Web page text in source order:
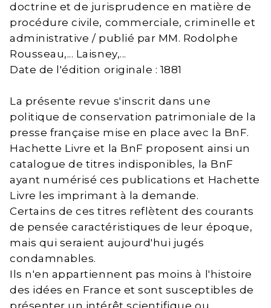
doctrine et de jurisprudence en matière de
procédure civile, commerciale, criminelle et
administrative / publié par MM. Rodolphe
Rousseau,... Laisney,...
Date de l'édition originale : 1881
La présente revue s'inscrit dans une
politique de conservation patrimoniale de la
presse française mise en place avec la BnF.
Hachette Livre et la BnF proposent ainsi un
catalogue de titres indisponibles, la BnF
ayant numérisé ces publications et Hachette
Livre les imprimant à la demande.
Certains de ces titres reflètent des courants
de pensée caractéristiques de leur époque,
mais qui seraient aujourd'hui jugés
condamnables.
Ils n'en appartiennent pas moins à l'histoire
des idées en France et sont susceptibles de